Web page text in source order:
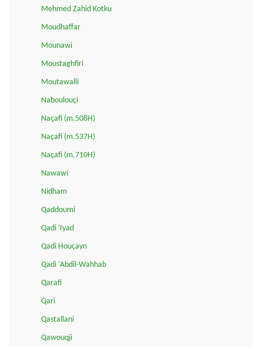
Mehmed Zahid Kotku
Moudhaffar
Mounawi
Moustaghfiri
Moutawalli
Naboulouçi
Naçafi (m.508H)
Naçafi (m.537H)
Naçafi (m.710H)
Nawawi
Nidham
Qaddoumi
Qadi 'Iyad
Qadi Houçayn
Qadi ‘Abdil-Wahhab
Qarafi
Qari
Qastallani
Qawouqji